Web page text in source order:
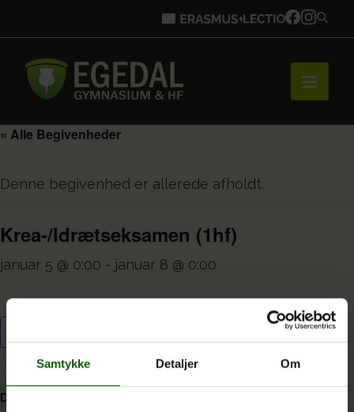
Samtykke Detaljer Om
Vores uddannelser
« Alle Begivenheder
Denne begivenhed er allerede afholdt.
Krea-/Idrætseksamen (1hf)
januar 5 @ 0:00 - januar 8 @ 0:00
DETALJER